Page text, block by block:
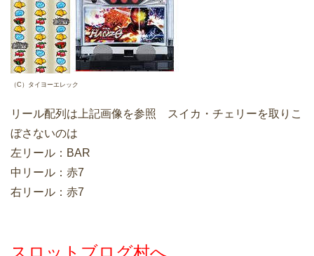
（C）タイヨーエレック
リール配列は上記画像を参照 スイカ・チェリーを取りこ
ぼさないのは
左リール：BAR
中リール：赤7
右リール：赤7